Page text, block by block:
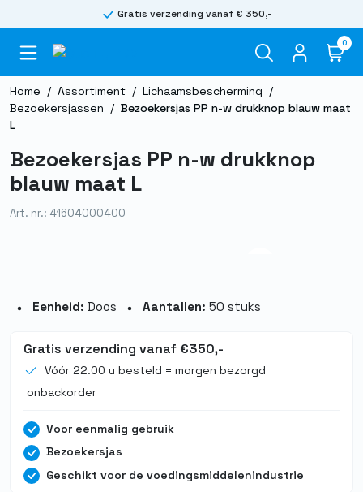
Gratis verzending vanaf € 350,-
0
Home / Assortiment / Lichaamsbescherming /
Bezoekersjassen / Bezoekersjas PP n-w drukknop blauw maat
L
Bezoekersjas PP n-w drukknop
blauw maat L
Art. nr.: 41604000400
Eenheid: Doos Aantallen: 50 stuks
Gratis verzending vanaf €350,-
Vóór 22.00 u besteld = morgen bezorgd
onbackorder
Voor eenmalig gebruik
Bezoekersjas
Geschikt voor de voedingsmiddelenindustrie